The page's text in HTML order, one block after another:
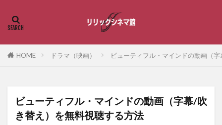
HOME ドラマ（映画） ビューティフル・マインドの動画（
ビューティフル・マインドの動画（字幕/吹
き替え）を無料視聴する方法